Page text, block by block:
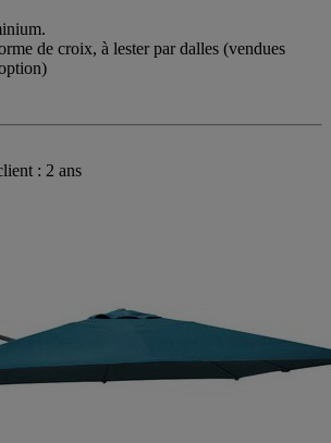
de croix, à lester par dalles (vendues
: 2 ans